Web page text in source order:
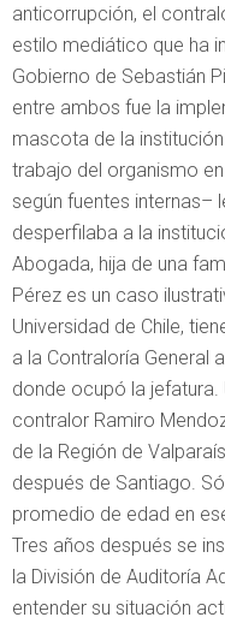
anticorrupción, el
estilo mediático que ha
Gobierno de Sebastián
entre ambos fue la
mascota de la
trabajo del organismo
según fuentes internas–
desperfilaba a la
Abogada, hija de una
Pérez es un caso
Universidad de Chile,
a la Contraloría General
donde ocupó la jefatura.
contralor Ramiro
de la Región de
después de Santiago.
promedio de edad en
Tres años después se
la División de Auditoría
entender su situación